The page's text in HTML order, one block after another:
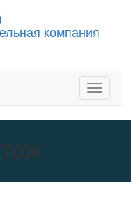
компания
Toggle